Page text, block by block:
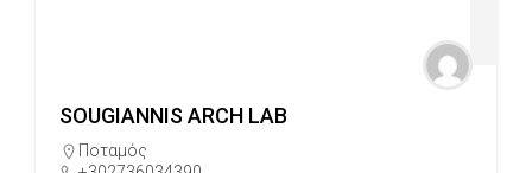
SOUGIANNIS ARCH LAB
Ποταμός